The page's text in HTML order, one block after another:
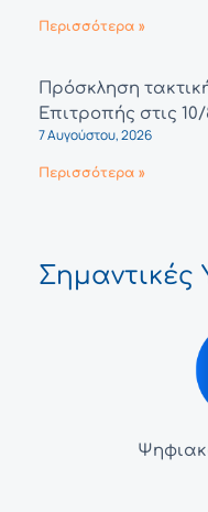
Περισσότερα »
Πρόσκληση
Επιτροπής στις
7 Αυγούστου, 2026
Περισσότερα »
Σημαντικές